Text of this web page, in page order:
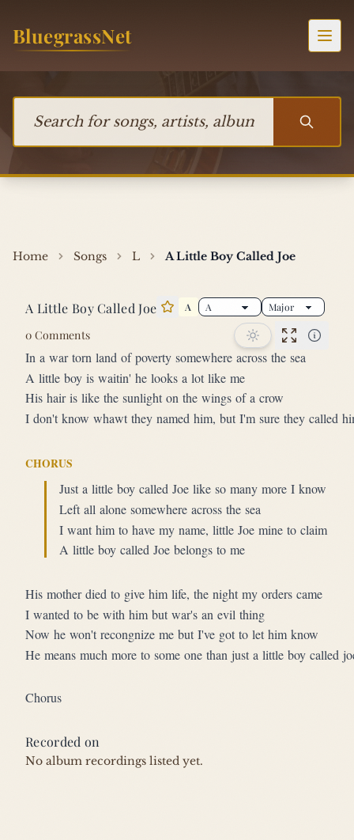
BluegrassNet
Home Songs L A Little Boy Called Joe
A Little Boy Called Joe Star this song
A
0 Comments
In a war torn land of poverty somewhere across the sea
A little boy is waitin' he looks a lot like me
His hair is like the sunlight on the wings of a crow
I don't know whawt they named him, but I'm sure they called
CHORUS
Just a little boy called Joe like so many more I know
Left all alone somewhere across the sea
I want him to have my name, little Joe mine to claim
A little boy called Joe belongs to me
His mother died to give him life, the night my orders came
I wanted to be with him but war's an evil thing
Now he won't recongnize me but I've got to let him know
He means much more to some one than just a little boy called
Chorus
Recorded on
No album recordings listed yet.